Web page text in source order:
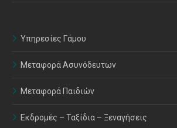
Υπηρεσίες Γάμου
Μεταφορά Ασυνόδευτων
Μεταφορά Παιδιών
Εκδρομές – Ταξίδια – Ξεναγήσεις